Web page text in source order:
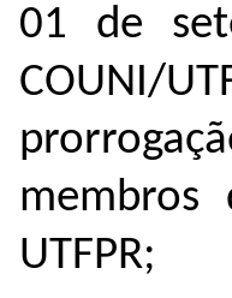
01 de
COUNI/
membros
UTFPR;